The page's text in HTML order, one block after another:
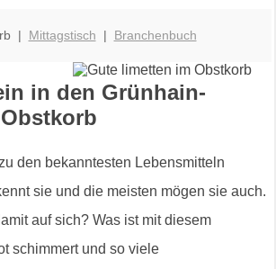
| Mittagstisch | Branchenbuch
in den Grünhain-
den bekanntesten Lebensmitteln
sie und die meisten mögen sie auch.
auf sich? Was ist mit diesem
schimmert und so viele